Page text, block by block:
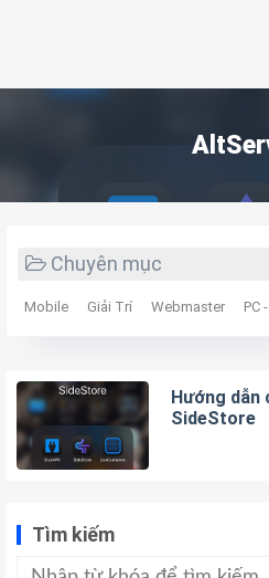
Chuyên mục
Mobile Giải Trí Webmaster PC
Hướng dẫn
SideStore
Tìm kiếm